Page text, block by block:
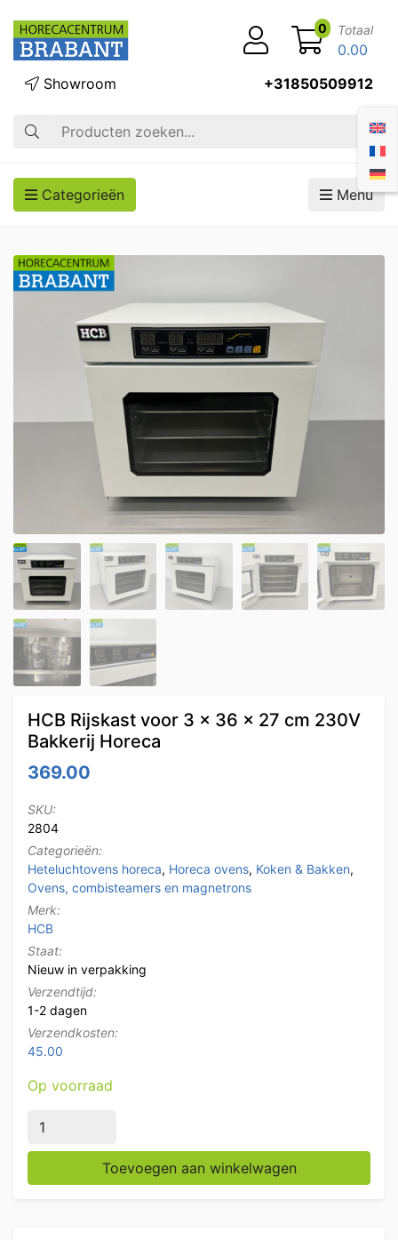
Zoek op
Showroom +31850509912
0 Totaal
0.00
Categorieën Menu
HCB Rijskast voor 3 x 36 x 27 cm 230V
Bakkerij Horeca
369.00
SKU:
2804
Categorieën:
Heteluchtovens horeca, Horeca ovens, Koken & Bakken,
Ovens, combisteamers en magnetrons
Merk:
HCB
Staat:
Nieuw in verpakking
Verzendtijd:
1-2 dagen
Verzendkosten:
45.00
Op voorraad
HCB Rijskast voor 3 x 36 x 27 cm 230V Bakkerij
Toevoegen aan winkelwagen